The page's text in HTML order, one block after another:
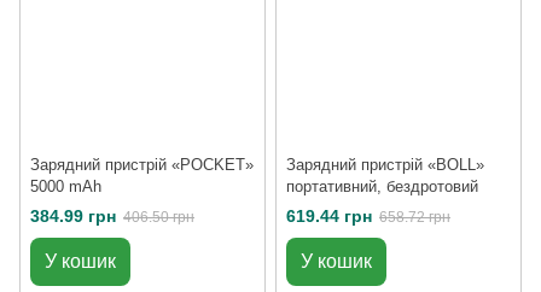
Зарядний пристрій «POCKET»
5000 mAh
384.99 грн 406.50 грн
У кошик
Зарядний пристрій «BOLL»
портативний, бездротовий
619.44 грн 658.72 грн
У кошик